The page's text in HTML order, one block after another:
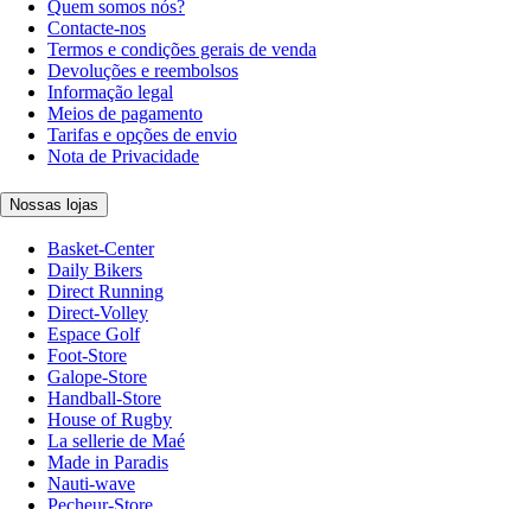
Quem somos nós?
Contacte-nos
Termos e condições gerais de venda
Devoluções e reembolsos
Informação legal
Meios de pagamento
Tarifas e opções de envio
Nota de Privacidade
Nossas lojas
Basket-Center
Daily Bikers
Direct Running
Direct-Volley
Espace Golf
Foot-Store
Galope-Store
Handball-Store
House of Rugby
La sellerie de Maé
Made in Paradis
Nauti-wave